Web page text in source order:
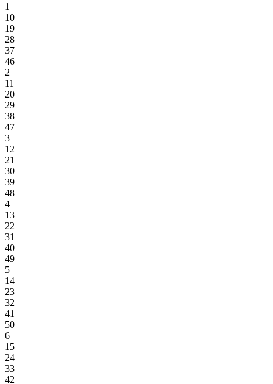
1
10
19
28
37
46
2
11
20
29
38
47
3
12
21
30
39
48
4
13
22
31
40
49
5
14
23
32
41
50
6
15
24
33
42